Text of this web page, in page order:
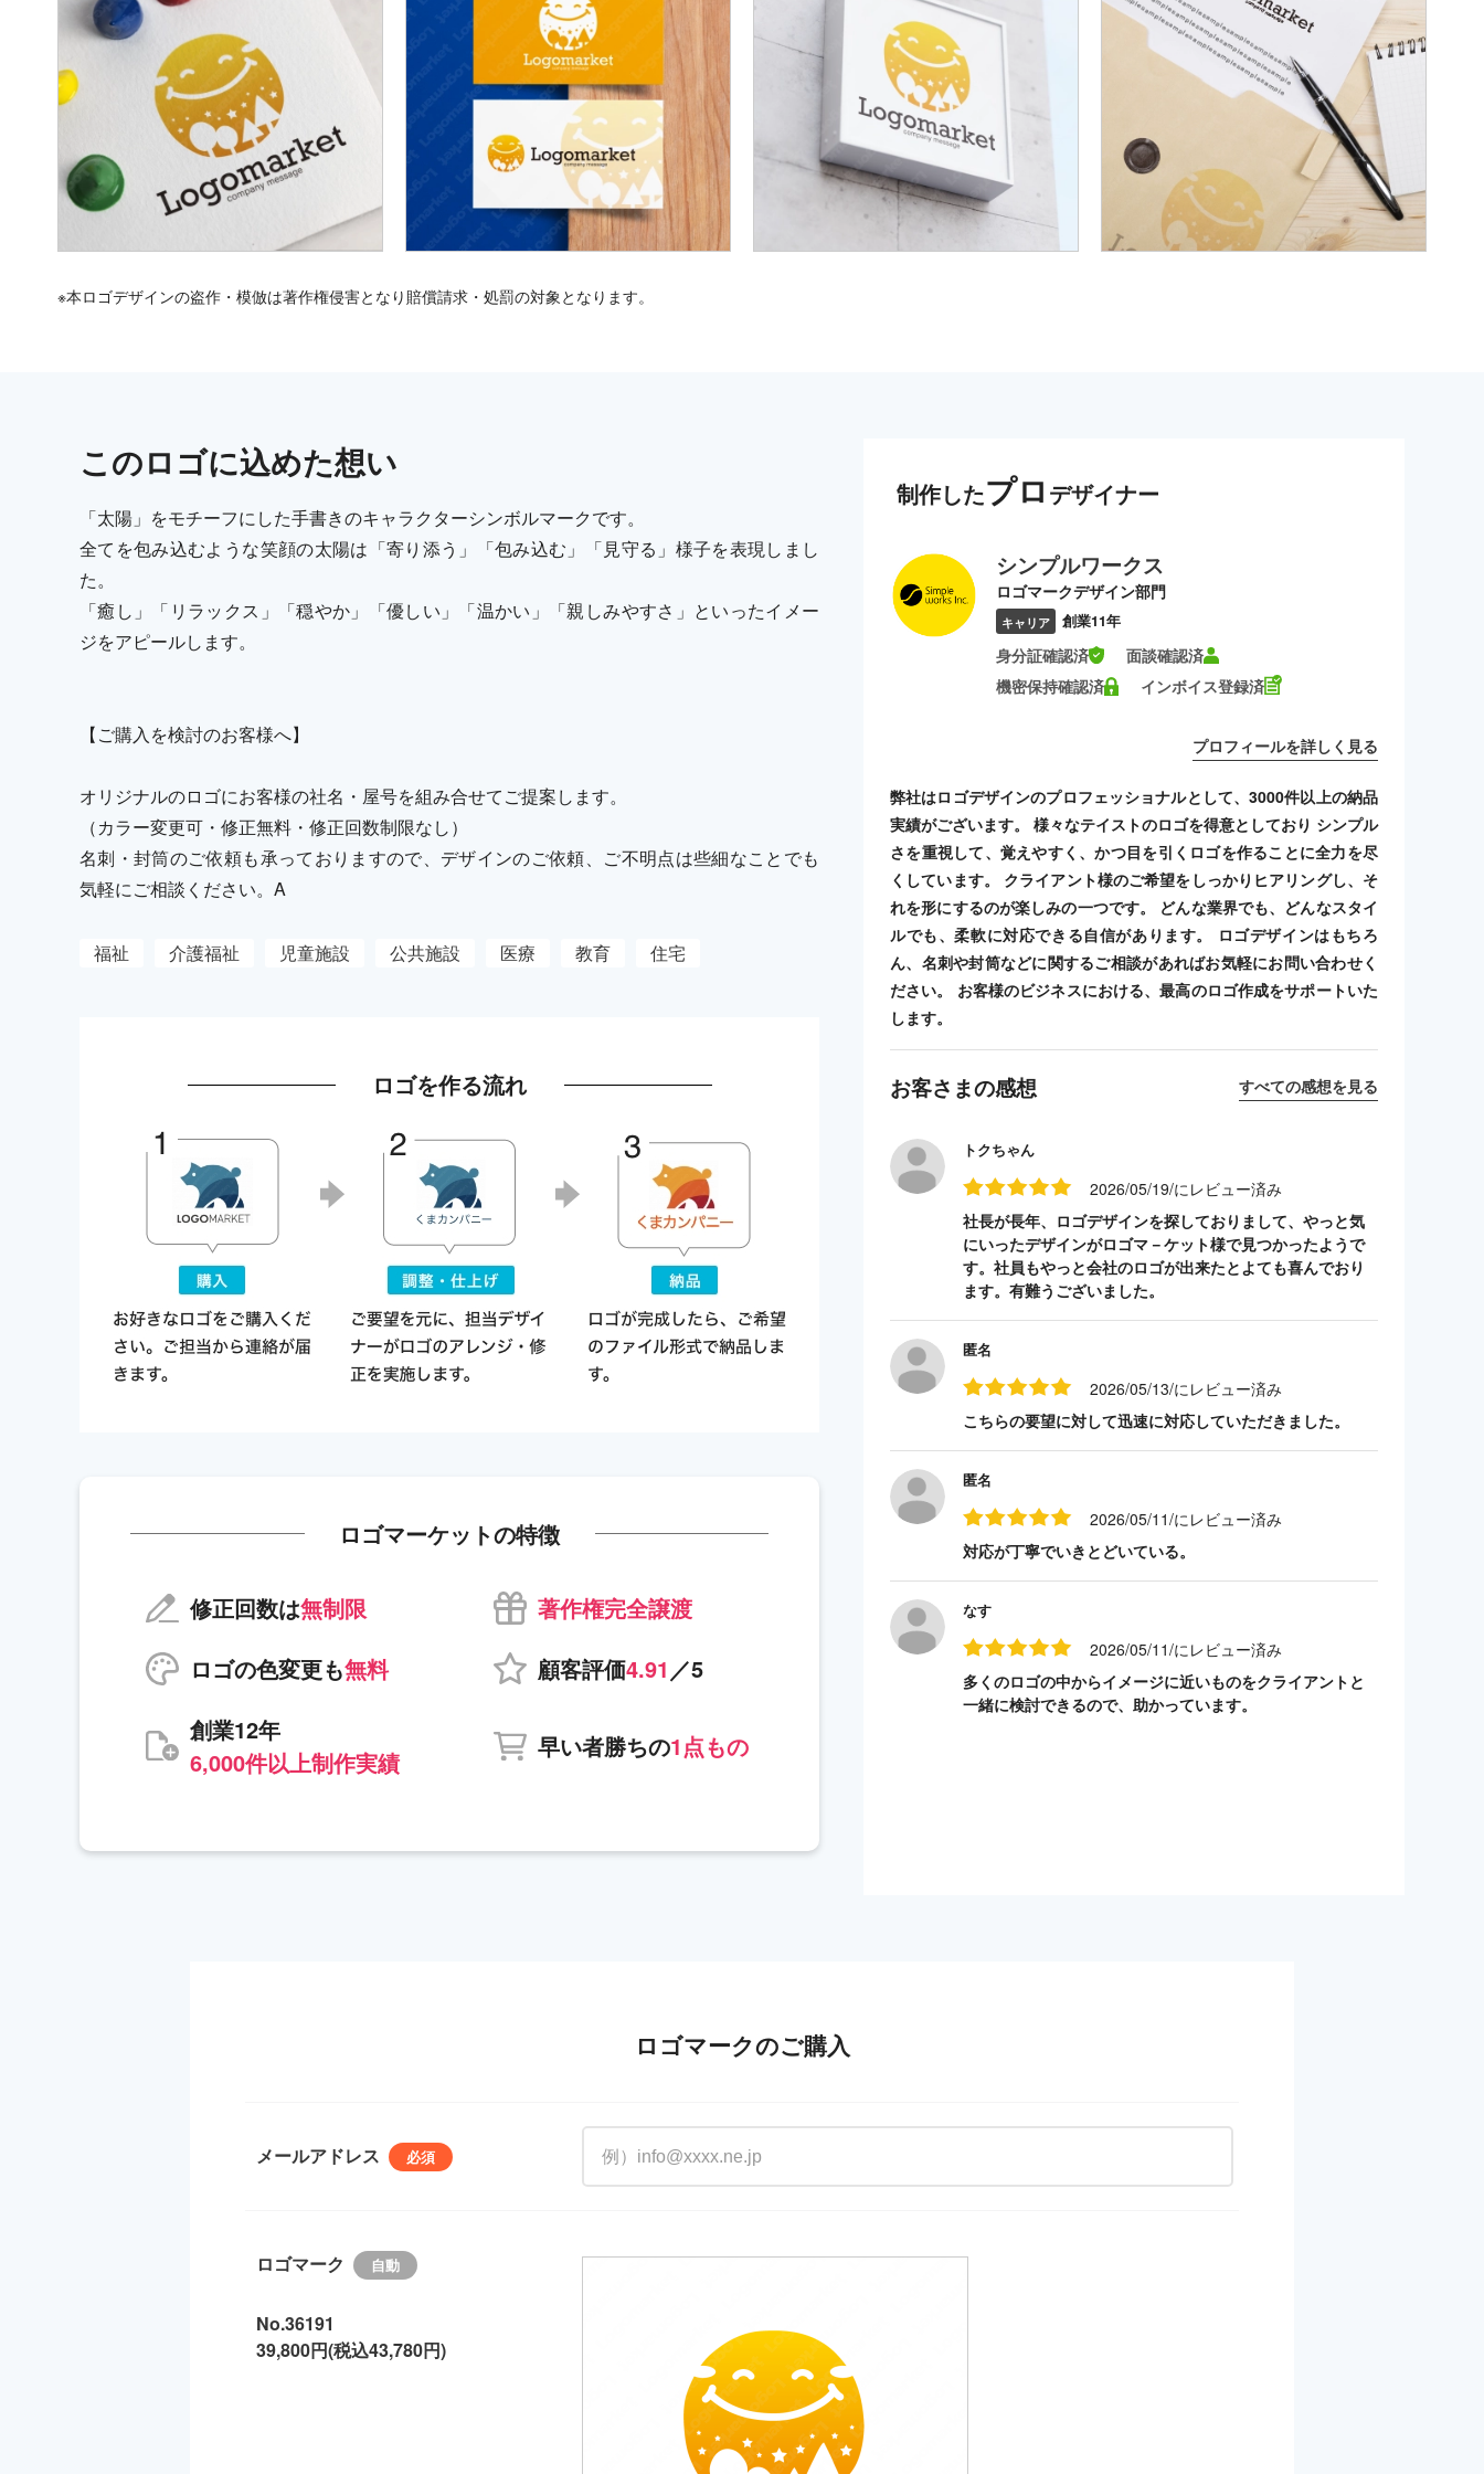
※本ロゴデザインの盗作・模倣は著作権侵害となり賠償請求・処罰の対象となります。
このロゴに込めた想い
「太陽」をモチーフにした手書きのキャラクターシンボルマークです。
全てを包み込むような笑顔の太陽は「寄り添う」「包み込む」「見守る」様子を表現しまし
た。
「癒し」「リラックス」「穏やか」「優しい」「温かい」「親しみやすさ」といったイメー
ジをアピールします。
【ご購入を検討のお客様へ】
オリジナルのロゴにお客様の社名・屋号を組み合せてご提案します。
（カラー変更可・修正無料・修正回数制限なし）
名刺・封筒のご依頼も承っておりますので、デザインのご依頼、ご不明点は些細なことでも
気軽にご相談ください。A
福祉 介護福祉 児童施設 公共施設 医療 教育 住宅
ロゴを作る流れ
ロゴマーケットの特徴
修正回数は無制限
著作権完全譲渡
ロゴの色変更も無料 顧客評価4.91 ／5
創業12年
6,000件以上制作実績
早い者勝ちの1点もの
制作したプロ デザイナー
シンプルワークス
ロゴマークデザイン部門
キャリア 創業11年
身分証確認済
面談確認済
機密保持確認済
インボイス登録済
プロフィールを詳しく見る
弊社はロゴデザインのプロフェッショナルとして、3000件以上の納品
実績がございます。 様々なテイストのロゴを得意としており シンプル
さを重視して、覚えやすく、かつ目を引くロゴを作ることに全力を尽
くしています。 クライアント様のご希望をしっかりヒアリングし、そ
れを形にするのが楽しみの一つです。 どんな業界でも、どんなスタイ
ルでも、柔軟に対応できる自信があります。 ロゴデザインはもちろ
ん、名刺や封筒などに関するご相談があればお気軽にお問い合わせく
ださい。 お客様のビジネスにおける、最高のロゴ作成をサポートいた
します。
お客さまの感想 すべての感想を見る
トクちゃん
2026/05/19/にレビュー済み
社長が長年、ロゴデザインを探しておりまして、やっと気
にいったデザインがロゴマ－ケット様で見つかったようで
す。社員もやっと会社のロゴが出来たとよても喜んでおり
ます。有難うございました。
匿名
2026/05/13/にレビュー済み
こちらの要望に対して迅速に対応していただきました。
匿名
2026/05/11/にレビュー済み
対応が丁寧でいきとどいている。
なす
2026/05/11/にレビュー済み
多くのロゴの中からイメージに近いものをクライアントと
一緒に検討できるので、助かっています。
ロゴマークのご購入
メールアドレス
ロゴマーク
No.36191
39,800円(税込43,780円)